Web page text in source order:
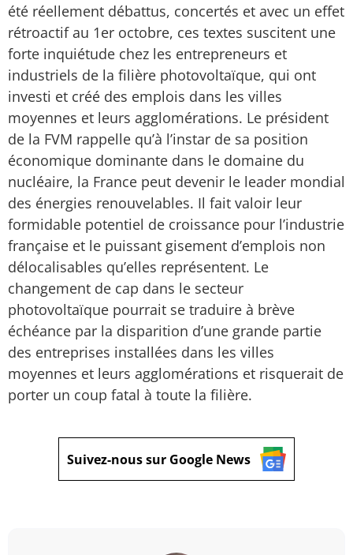
été réellement débattus, concertés et avec un effet
rétroactif au 1er octobre, ces textes suscitent une
forte inquiétude chez les entrepreneurs et
industriels de la filière photovoltaïque, qui ont
investi et créé des emplois dans les villes
moyennes et leurs agglomérations. Le président
de la FVM rappelle qu’à l’instar de sa position
économique dominante dans le domaine du
nucléaire, la France peut devenir le leader mondial
des énergies renouvelables. Il fait valoir leur
formidable potentiel de croissance pour l’industrie
française et le puissant gisement d’emplois non
délocalisables qu’elles représentent. Le
changement de cap dans le secteur
photovoltaïque pourrait se traduire à brève
échéance par la disparition d’une grande partie
des entreprises installées dans les villes
moyennes et leurs agglomérations et risquerait de
porter un coup fatal à toute la filière.
Suivez-nous sur Google News